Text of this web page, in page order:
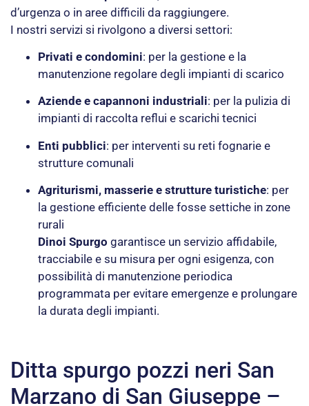
d’urgenza o in aree difficili da raggiungere.
I nostri servizi si rivolgono a diversi settori:
Privati e condomini: per la gestione e la
manutenzione regolare degli impianti di scarico
Aziende e capannoni industriali: per la pulizia di
impianti di raccolta reflui e scarichi tecnici
Enti pubblici: per interventi su reti fognarie e
strutture comunali
Agriturismi, masserie e strutture turistiche: per
la gestione efficiente delle fosse settiche in zone
rurali
Dinoi Spurgo garantisce un servizio affidabile,
tracciabile e su misura per ogni esigenza, con
possibilità di manutenzione periodica
programmata per evitare emergenze e prolungare
la durata degli impianti.
Ditta spurgo pozzi neri San
Marzano di San Giuseppe –